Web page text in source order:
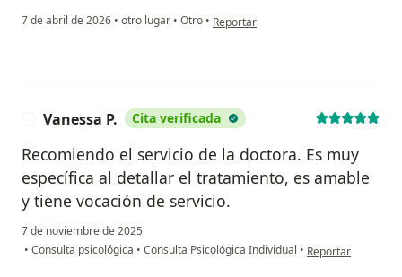
7 de abril de 2026 • otro lugar • Otro • en opinión del usuario Ariadna D.
Reportar
Vanessa P. Cita verificada
Recomiendo el servicio de la doctora. Es muy
específica al detallar el tratamiento, es amable
y tiene vocación de servicio.
7 de noviembre de 2025
• Consulta psicológica • Consulta Psicológica Individual • en opinión del
Reportar